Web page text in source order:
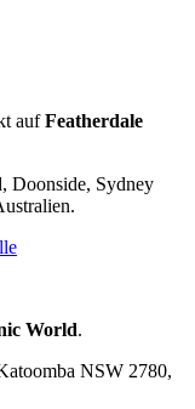
aufFeatherdale
Doonside, Sydney
World.
NSW 2780,